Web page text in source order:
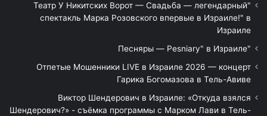
"Театр У Никитских Ворот — Свадьба — легендарный
спектакль Марка Розовского впервые в Израиле!" в
Израиле
"Песняры — Pesniary" в Израиле
Отпетые Мошенники LIVE в Израиле 2026 — концерт
Гарика Богомазова в Тель-Авиве
Виктор Шендерович в Израиле: «Откуда взялся
Шендерович?» - съёмка программы с Марком Лави в Тель-